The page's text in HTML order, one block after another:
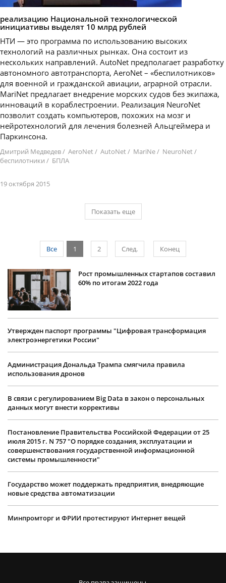
реализацию Национальной технологической
инициативы выделят 10 млрд рублей
НТИ — это программа по использованию высоких
технологий на различных рынках. Она состоит из
нескольких направлений. AutoNet предполагает разработку
автономного автотранспорта, AeroNet – «беспилотников»
для военной и гражданской авиации, аграрной отрасли.
MariNet предлагает внедрение морских судов без экипажа,
инноваций в кораблестроении. Реализация NeuroNet
позволит создать компьютеров, похожих на мозг и
нейротехнологий для лечения болезней Альцгеймера и
Паркинсона.
Дмитрий Медведев/ AeroNet/ AutoNet/ MariNe/ NeuroNet/
беспилотники / БПЛА
19 октября 2015
Показать еще
1 2 След. Конец
Все
Рост промышленных стартапов составил
60% по итогам 2022 года
Утвержден паспорт программы "Цифровая трансформация
электроэнергетики России"
Администрация Дональда Трампа смягчила правила
использования дронов
В связи с регулированием Big Data в закон о персональных
данных могут внести коррективы
Постановление Правительства Российской Федерации от 25
июля 2015 г. N 757 "О порядке создания, эксплуатации и
совершенствования государственной информационной
системы промышленности"
Государство может поддержать предприятия, внедряющие
новые средства автоматизации
Минпромторг и ФРИИ протестируют Интернет вещей